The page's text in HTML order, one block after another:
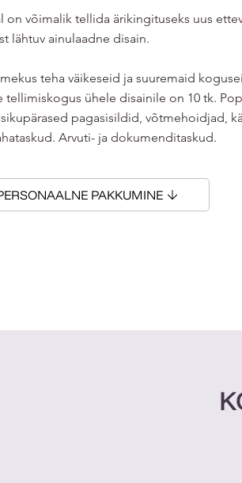
on võimalik tellida ärikingituseks uus
lähtuv ainulaadne disain.
teha väikeseid ja suuremaid
tellimiskogus ühele disainile on 10 tk.
pagasisildid, võtmehoidjad,
Arvuti- ja dokumenditaskud.
PAKKUMINE